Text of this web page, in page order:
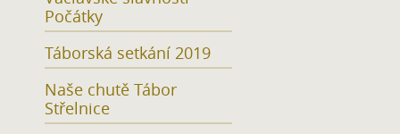
Počátky
Táborská setkání 2019
Naše chutě Tábor
Střelnice